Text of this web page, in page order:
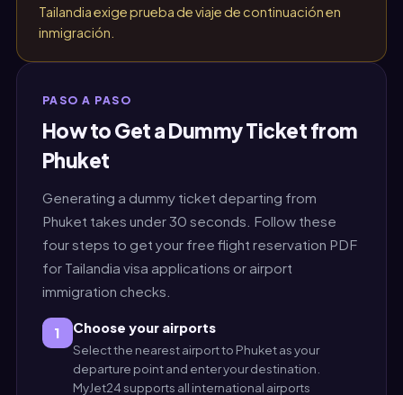
Tailandia exige prueba de viaje de continuación en
inmigración.
PASO A PASO
How to Get a Dummy Ticket from
Phuket
Generating a dummy ticket departing from
Phuket takes under 30 seconds. Follow these
four steps to get your free flight reservation PDF
for Tailandia visa applications or airport
immigration checks.
1 Choose your airports
Select the nearest airport to Phuket as your
departure point and enter your destination.
MyJet24 supports all international airports